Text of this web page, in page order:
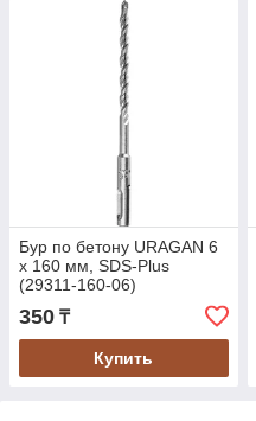
Бур по бетону URAGAN 6
x 160 мм, SDS-Plus
(29311-160-06)
350 ₸
Купить